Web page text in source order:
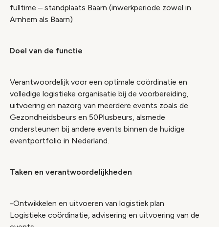
fulltime – standplaats Baarn (inwerkperiode zowel in
Arnhem als Baarn)
Doel van de functie
Verantwoordelijk voor een optimale coördinatie en
volledige logistieke organisatie bij de voorbereiding,
uitvoering en nazorg van meerdere events zoals de
Gezondheidsbeurs en 50Plusbeurs, alsmede
ondersteunen bij andere events binnen de huidige
eventportfolio in Nederland.
Taken en verantwoordelijkheden
-Ontwikkelen en uitvoeren van logistiek plan
Logistieke coördinatie, advisering en uitvoering van de